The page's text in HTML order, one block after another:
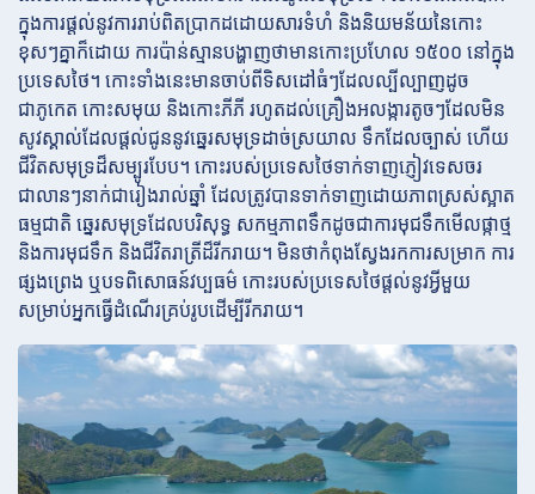
ក្នុងការផ្តល់នូវការរាប់ពិតប្រាកដដោយសារទំហំ និងនិយមន័យនៃកោះ
ខុសៗគ្នាក៏ដោយ ការប៉ាន់ស្មានបង្ហាញថាមានកោះប្រហែល ១៥០០ នៅក្នុង
ប្រទេសថៃ។ កោះទាំងនេះមានចាប់ពីទិសដៅធំៗដែលល្បីល្បាញដូច
ជាភូកេត កោះសមុយ និងកោះភីភី រហូតដល់គ្រឿងអលង្ការតូចៗដែលមិន
សូវស្គាល់ដែលផ្តល់ជូននូវឆ្នេរសមុទ្រដាច់ស្រយាល ទឹកដែលច្បាស់ ហើយ
ជីវិតសមុទ្រដ៏សម្បូរបែប។ កោះរបស់ប្រទេសថៃទាក់ទាញភ្ញៀវទេសចរ
ជាលានៗនាក់ជារៀងរាល់ឆ្នាំ ដែលត្រូវបានទាក់ទាញដោយភាពស្រស់ស្អាត
ធម្មជាតិ ឆ្នេរសមុទ្រដែលបរិសុទ្ធ សកម្មភាពទឹកដូចជាការមុជទឹកមើលផ្កាថ្ម
និងការមុជទឹក និងជីវិតរាត្រីដ៏រីករាយ។ មិនថាកំពុងស្វែងរកការសម្រាក ការ
ផ្សងព្រេង ឬបទពិសោធន៍វប្បធម៌ កោះរបស់ប្រទេសថៃផ្តល់នូវអ្វីមួយ
សម្រាប់អ្នកធ្វើដំណើរគ្រប់រូបដើម្បីរីករាយ។